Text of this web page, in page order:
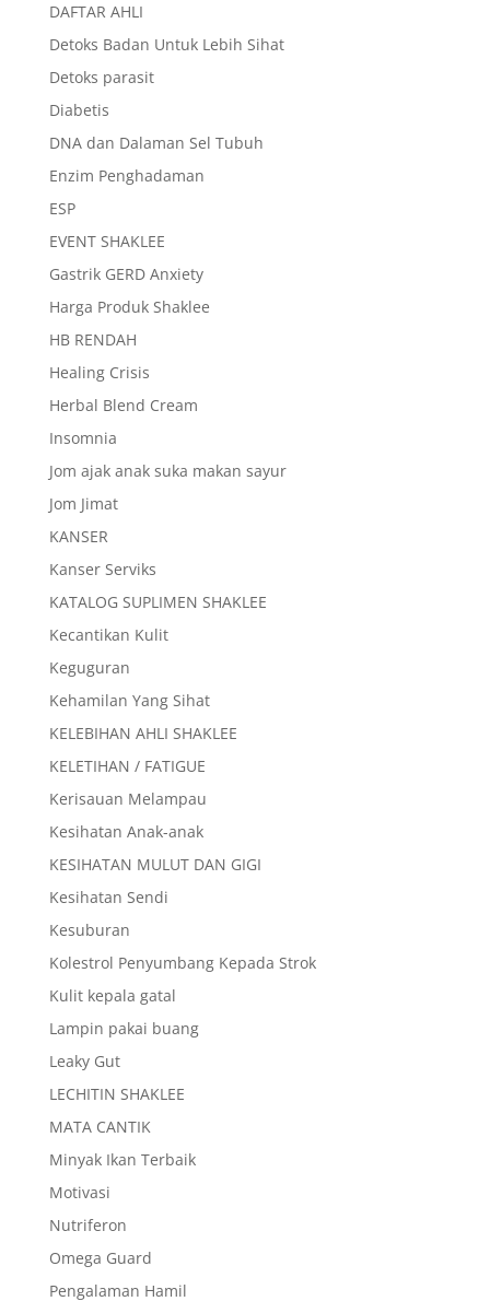
DAFTAR AHLI
Detoks Badan Untuk Lebih Sihat
Detoks parasit
Diabetis
DNA dan Dalaman Sel Tubuh
Enzim Penghadaman
ESP
EVENT SHAKLEE
Gastrik GERD Anxiety
Harga Produk Shaklee
HB RENDAH
Healing Crisis
Herbal Blend Cream
Insomnia
Jom ajak anak suka makan sayur
Jom Jimat
KANSER
Kanser Serviks
KATALOG SUPLIMEN SHAKLEE
Kecantikan Kulit
Keguguran
Kehamilan Yang Sihat
KELEBIHAN AHLI SHAKLEE
KELETIHAN / FATIGUE
Kerisauan Melampau
Kesihatan Anak-anak
KESIHATAN MULUT DAN GIGI
Kesihatan Sendi
Kesuburan
Kolestrol Penyumbang Kepada Strok
Kulit kepala gatal
Lampin pakai buang
Leaky Gut
LECHITIN SHAKLEE
MATA CANTIK
Minyak Ikan Terbaik
Motivasi
Nutriferon
Omega Guard
Pengalaman Hamil